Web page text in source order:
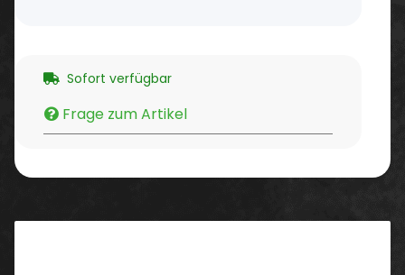
Sofort verfügbar
Frage zum Artikel